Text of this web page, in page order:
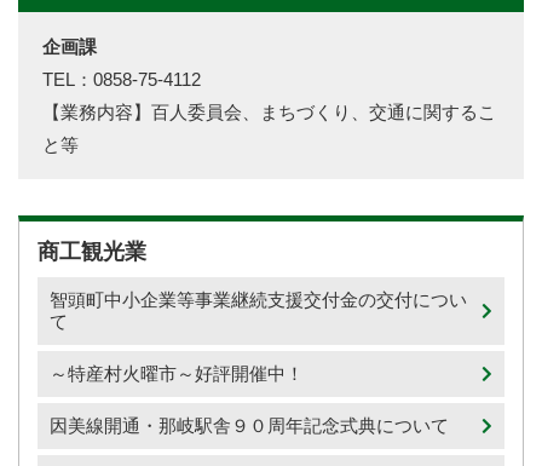
企画課
TEL：0858-75-4112
【業務内容】百人委員会、まちづくり、交通に関するこ
と等
商工観光業
智頭町中小企業等事業継続支援交付金の交付につい
て
～特産村火曜市～好評開催中！
因美線開通・那岐駅舎９０周年記念式典について